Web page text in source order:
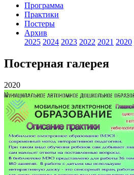
Программа
Практики
Постеры
Архив
2025 2024 2023 2022 2021 2020
Постерная галерея
2020